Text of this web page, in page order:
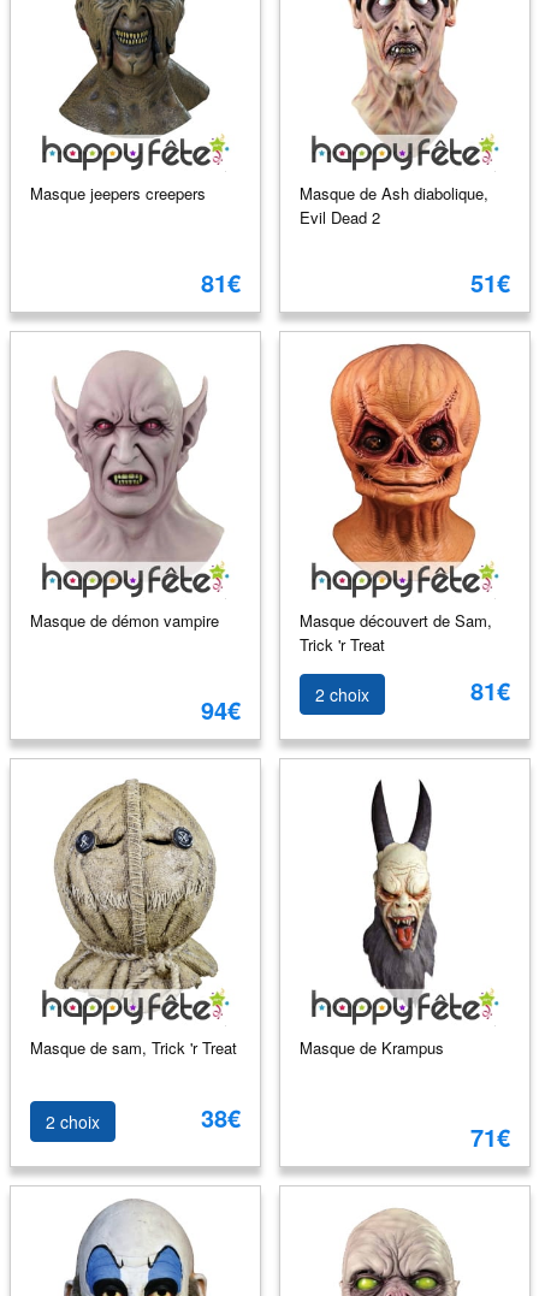
Masque jeepers creepers
81€
Masque de Ash diabolique,
Evil Dead 2
51€
Masque de démon vampire
94€
Masque découvert de Sam,
Trick 'r Treat
2 choix 81€
Masque de sam, Trick 'r Treat
2 choix 38€
Masque de Krampus
71€